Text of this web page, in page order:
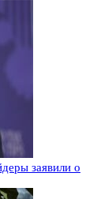
заявили о